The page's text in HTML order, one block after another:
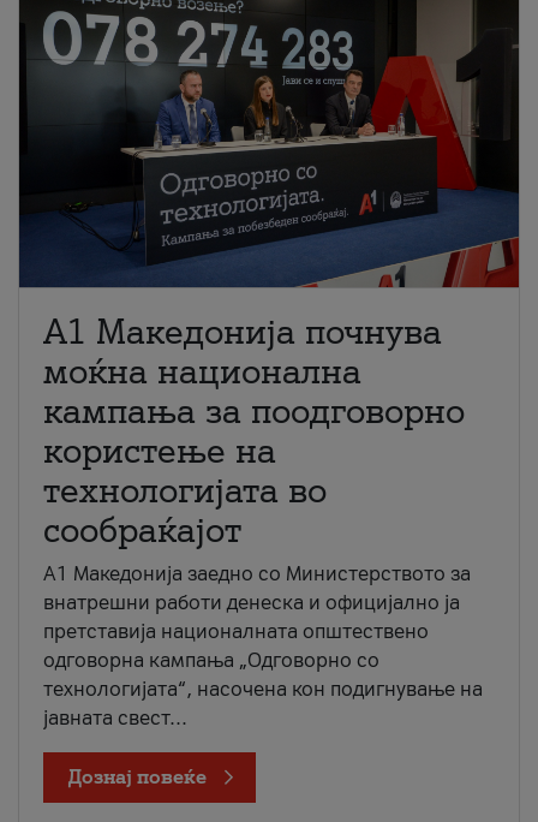
A1 Македонија почнува
моќна национална
кампања за поодговорно
користење на
технологијата во
сообраќајот
A1 Македонија заедно со Министерството за
внатрешни работи денеска и официјално ја
претставија националната општествено
одговорна кампања „Одговорно со
технологијата“, насочена кон подигнување на
јавната свест...
Дознај повеќе